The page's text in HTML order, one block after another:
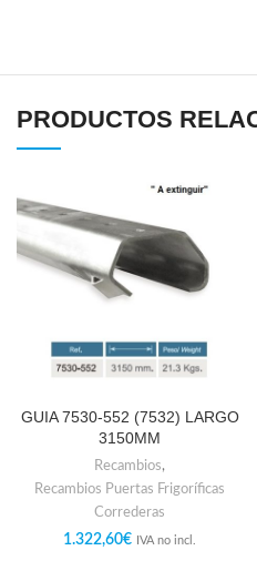
PRODUCTOS
GUIA 7530-552 (7532) LARGO
3150MM
Recambios,
Recambios Puertas Frigoríficas
Correderas
1.322,60€ IVA no incl.